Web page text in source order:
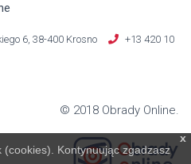
6, 38-400 Krosno +13 420 10
© 2018 Obrady Online.
x
(cookies). Kontynuując zgadzasz